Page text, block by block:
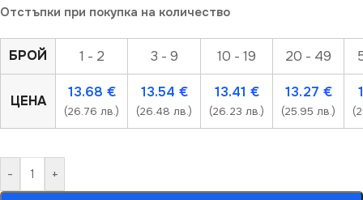
Отстъпки при покупка на количество
БРОЙ 1 - 2 3 - 9 10 - 19 20 - 49
ЦЕНА
13.68 €
(26.76 лв.)
13.54 €
(26.48 лв.)
13.41 €
(26.23 лв.)
13.27 €
(25.95 лв.)
- +